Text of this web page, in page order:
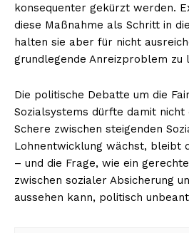
konsequenter gekürzt werden.
diese Maßnahme als Schritt in
halten sie aber für nicht
grundlegende Anreizproblem zu
Die politische Debatte um die
Sozialsystems dürfte damit nicht
Schere zwischen steigenden
Lohnentwicklung wächst, bleibt
– und die Frage, wie ein
zwischen sozialer Absicherung
aussehen kann, politisch